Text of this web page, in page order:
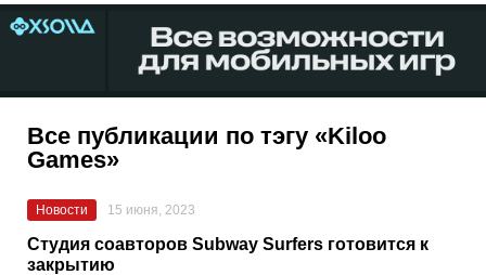
Все публикации по тэгу «Kiloo
Games»
Новости 15 июня, 2023
Студия соавторов Subway Surfers готовится к
закрытию